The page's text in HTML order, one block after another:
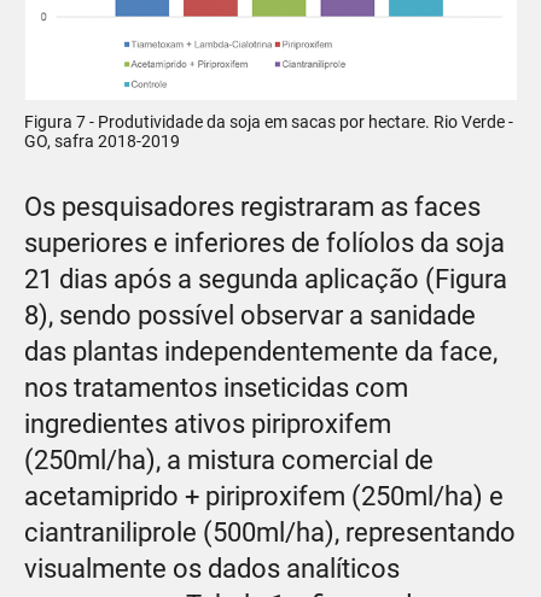
Figura 7 - Produtividade da soja em sacas por hectare. Rio Verde -
GO, safra 2018-2019
Os pesquisadores registraram as faces
superiores e inferiores de folíolos da soja
21 dias após a segunda aplicação (Figura
8), sendo possível observar a sanidade
das plantas independentemente da face,
nos tratamentos inseticidas com
ingredientes ativos piriproxifem
(250ml/ha), a mistura comercial de
acetamiprido + piriproxifem (250ml/ha) e
ciantraniliprole (500ml/ha), representando
visualmente os dados analíticos